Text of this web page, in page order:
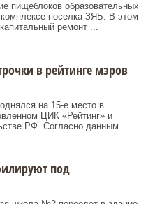
пищеблоков образовательных
поселка ЗЯБ. В этом
ремонт ...
в рейтинге мэров
на 15‑е место в
ЦИК «Рейтинг» и
РФ. Согласно данным ...
под